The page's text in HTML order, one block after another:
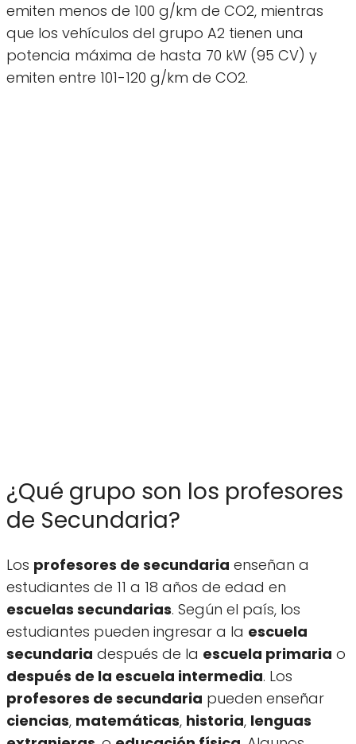
emiten menos de 100 g/km de CO2, mientras
que los vehículos del grupo A2 tienen una
potencia máxima de hasta 70 kW (95 CV) y
emiten entre 101-120 g/km de CO2.
¿Qué grupo son los profesores
de Secundaria?
Los profesores de secundaria enseñan a
estudiantes de 11 a 18 años de edad en
escuelas secundarias. Según el país, los
estudiantes pueden ingresar a la escuela
secundaria después de la escuela primaria o
después de la escuela intermedia. Los
profesores de secundaria pueden enseñar
ciencias, matemáticas, historia, lenguas